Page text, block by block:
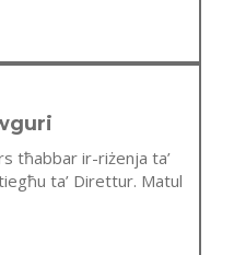
tħabbar ir-riżenja ta’
ta’ Direttur. Matul